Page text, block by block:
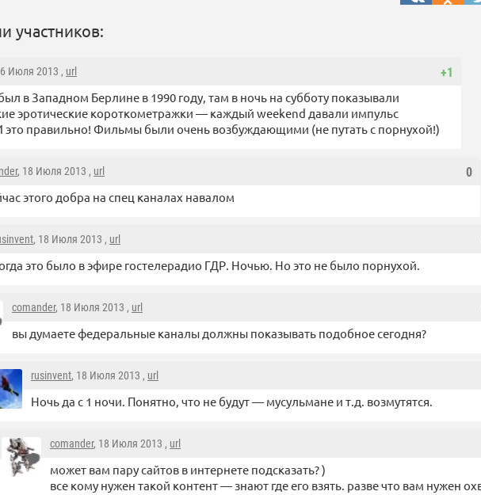
участников:
+1
Июля 2013 , url
в Западном Берлине в 1990 году, там в ночь на субботу показывали
эротические короткометражки — каждый weekend давали импульс
правильно! Фильмы были очень возбуждающими (не путать с порнухой!)
0
, 18 Июля 2013 , url
этого добра на спец каналах навалом
, 18 Июля 2013 , url
это было в эфире гостелерадио ГДР. Ночью. Но это не было порнухой.
comander, 18 Июля 2013 , url
вы думаете федеральные каналы должны показывать подобное сегодня?
rusinvent, 18 Июля 2013 , url
Ночь да с 1 ночи. Понятно, что не будут — мусульмане и т.д. возмутятся.
comander, 18 Июля 2013 , url
может вам пару сайтов в интернете подсказать? )
все кому нужен такой контент — знают где его взять. разве что вам нужен